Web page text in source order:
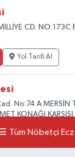
CD. NO:173C
Yol Tarifi Al
No:74 A MERSİN
KONAĞI KARŞISI
Yol Tarifi Al
Tüm Nöbetçi